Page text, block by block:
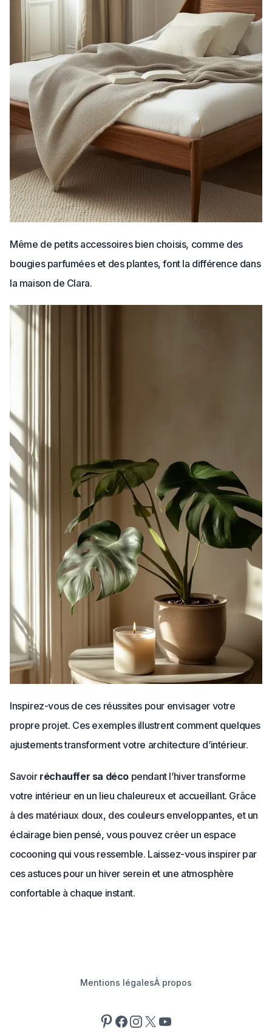
Même de petits accessoires bien choisis, comme des
bougies parfumées et des plantes, font la différence dans
la maison de Clara.
Inspirez-vous de ces réussites pour envisager votre
propre projet. Ces exemples illustrent comment quelques
ajustements transforment votre architecture d’intérieur.
Savoir réchauffer sa déco pendant l’hiver transforme
votre intérieur en un lieu chaleureux et accueillant. Grâce
à des matériaux doux, des couleurs enveloppantes, et un
éclairage bien pensé, vous pouvez créer un espace
cocooning qui vous ressemble. Laissez-vous inspirer par
ces astuces pour un hiver serein et une atmosphère
confortable à chaque instant.
Mentions légalesÀ propos
Pinterest
Facebook
Instagram
X YouTube